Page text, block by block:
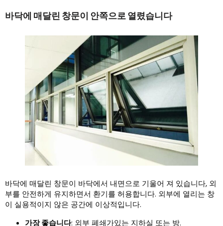
바닥에 매달린 창문이 안쪽으로 열렸습니다
바닥에 매달린 창문이 바닥에서 내면으로 기울어 져 있습니다, 외
부를 안전하게 유지하면서 환기를 허용합니다. 외부에 열리는 창
이 실용적이지 않은 공간에 이상적입니다.
가장 좋습니다: 외부 폐쇄가있는 지하실 또는 방.